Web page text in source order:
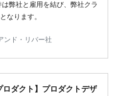
弊社と雇用を結び、弊社クラ
なります。
ンド・リバー社
ロダクト】プロダクトデザ